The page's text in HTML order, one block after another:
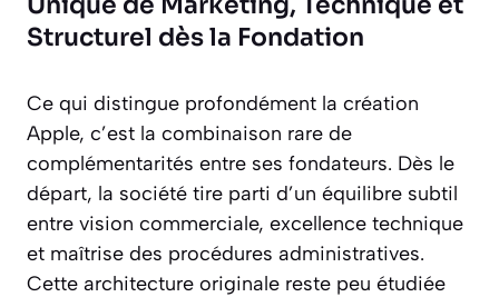
Structurel dès la Fondation
Ce qui distingue profondément la création
Apple, c’est la combinaison rare de
complémentarités entre ses fondateurs. Dès le
départ, la société tire parti d’un équilibre subtil
entre vision commerciale, excellence technique
et maîtrise des procédures administratives.
Cette architecture originale reste peu étudiée